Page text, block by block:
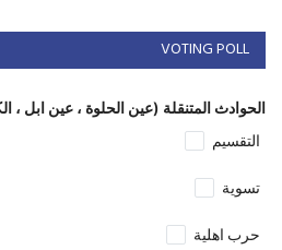
VOTING POLL
الحوادث المتنقلة (عين الحلوة ، عين ابل ،
التقسيم
تسوية
حرب اهلية